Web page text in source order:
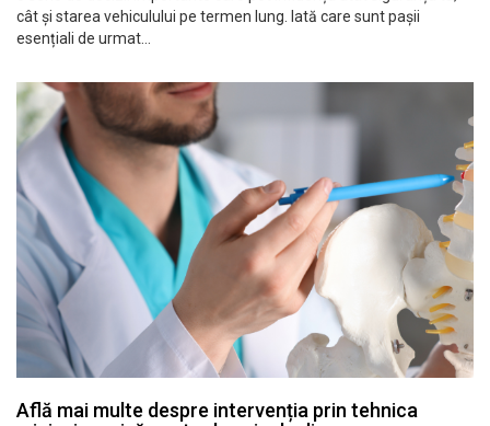
cât și starea vehiculului pe termen lung. Iată care sunt pașii
esențiali de urmat…
Află mai multe despre intervenția prin tehnica